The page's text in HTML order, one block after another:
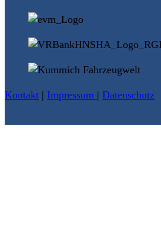
Kontakt | Impressum | Datenschutz